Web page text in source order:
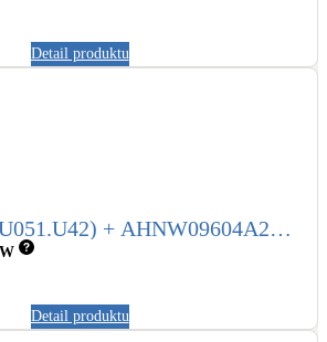
Detail produktu
+ AHNW09604A2
Detail produktu